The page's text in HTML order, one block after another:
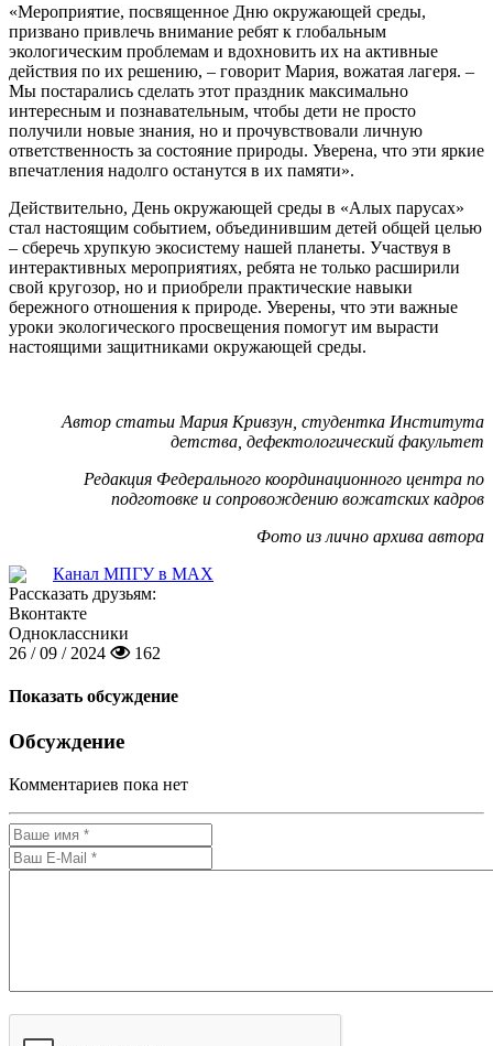
«Мероприятие, посвященное Дню окружающей среды,
призвано привлечь внимание ребят к глобальным
экологическим проблемам и вдохновить их на активные
действия по их решению, – говорит Мария, вожатая лагеря. –
Мы постарались сделать этот праздник максимально
интересным и познавательным, чтобы дети не просто
получили новые знания, но и прочувствовали личную
ответственность за состояние природы. Уверена, что эти яркие
впечатления надолго останутся в их памяти».
Действительно, День окружающей среды в «Алых парусах»
стал настоящим событием, объединившим детей общей целью
– сберечь хрупкую экосистему нашей планеты. Участвуя в
интерактивных мероприятиях, ребята не только расширили
свой кругозор, но и приобрели практические навыки
бережного отношения к природе. Уверены, что эти важные
уроки экологического просвещения помогут им вырасти
настоящими защитниками окружающей среды.
Автор статьи Мария Кривзун, студентка Института
детства, дефектологический факультет
Редакция Федерального координационного центра по
подготовке и сопровождению вожатских кадров
Фото из лично архива автора
Канал МПГУ в MAX
Рассказать друзьям:
Вконтакте
Одноклассники
26 / 09 / 2024
162
Показать обсуждение
Обсуждение
Комментариев пока нет